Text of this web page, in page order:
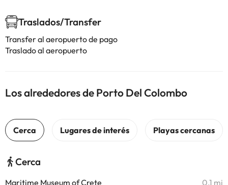
Traslados/Transfer
Transfer al aeropuerto de pago
Traslado al aeropuerto
Los alrededores de Porto Del Colombo
Cerca
Maritime Museum of Crete 0,1 mi